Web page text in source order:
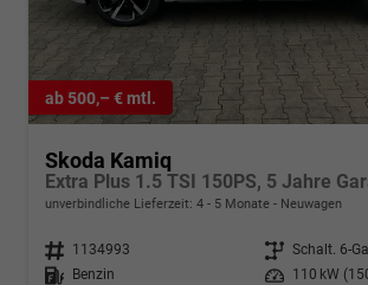
ab 500,– € mtl.
Skoda Kamiq
unverbindliche Lieferzeit: 4 - 5 Monate Neuwagen
Fahrzeugnr. 1134993 Getriebe Schalt. 6-
Kraftstoff
Benzin Leistung 110 kW